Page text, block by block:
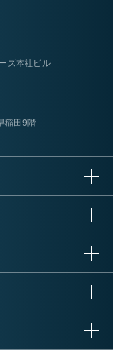
ズ本社ビル
稲田9階